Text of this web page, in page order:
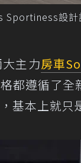
Sportiness設
主力房車
都遵循了
基本上就只